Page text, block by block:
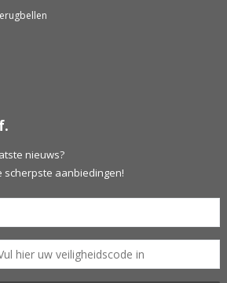
nieuws?
scherpste aanbiedingen!